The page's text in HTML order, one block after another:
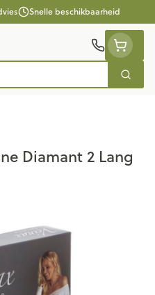
Snelle beschikbaarheid
Zoek
Diamant 2 Lang